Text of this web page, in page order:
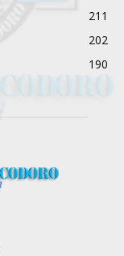
211
202
190